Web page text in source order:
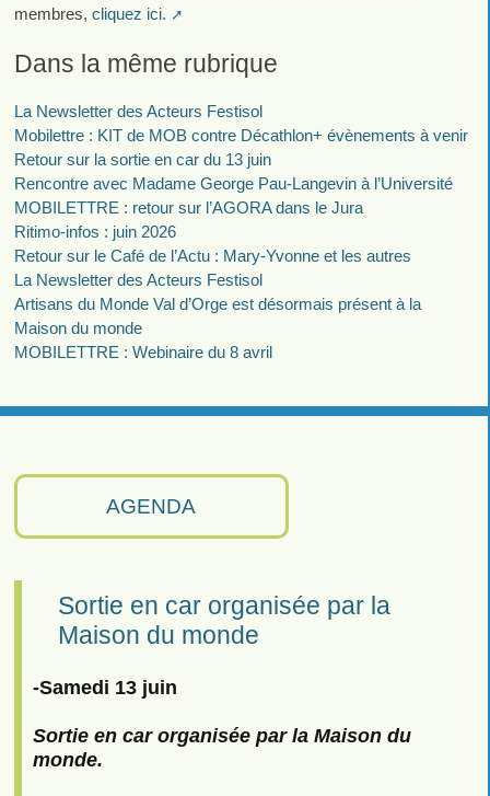
AGENDA
Sortie en car organisée par la
Maison du monde
-Samedi 13 juin
Sortie en car organisée par la Maison du
monde.
membres, cliquez ici.
Dans la même rubrique
La Newsletter des Acteurs Festisol
Mobilettre : KIT de MOB contre Décathlon+ évènements à venir
Retour sur la sortie en car du 13 juin
Rencontre avec Madame George Pau-Langevin à l’Université
MOBILETTRE : retour sur l’AGORA dans le Jura
Ritimo-infos : juin 2026
Retour sur le Café de l’Actu : Mary-Yvonne et les autres
La Newsletter des Acteurs Festisol
Artisans du Monde Val d’Orge est désormais présent à la
Maison du monde
MOBILETTRE : Webinaire du 8 avril